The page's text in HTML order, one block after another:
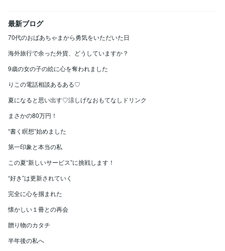
最新ブログ
70代のおばあちゃまから勇気をいただいた日
海外旅行で余った外貨、どうしていますか？
9歳の女の子の絵に心を奪われました
りこの電話相談あるある♡
夏になると思い出す♡涼しげなおもてなしドリンク
まさかの80万円！
“書く瞑想”始めました
第一印象と本当の私
この夏“新しいサービス”に挑戦します！
“好き”は更新されていく
完全に心を掴まれた
懐かしい１冊との再会
贈り物のカタチ
半年後の私へ